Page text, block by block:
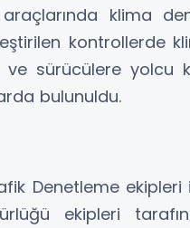
klima
kontrollerde
ve sürücülere yolcu
bulunuldu.
Denetleme ekipleri
ekipleri